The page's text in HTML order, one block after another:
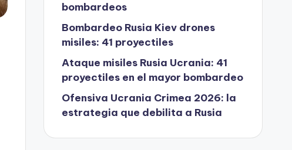
bombardeos
Bombardeo Rusia Kiev drones
misiles: 41 proyectiles
Ataque misiles Rusia Ucrania: 41
proyectiles en el mayor bombardeo
Ofensiva Ucrania Crimea 2026: la
estrategia que debilita a Rusia